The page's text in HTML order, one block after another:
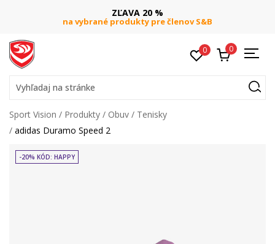
ZĽAVA 20 %
na vybrané produkty pre členov S&B
0 0
Vyhľadaj na stránke
Sport Vision Produkty Obuv
Tenisky
adidas Duramo Speed 2
-20% KÓD: HAPPY